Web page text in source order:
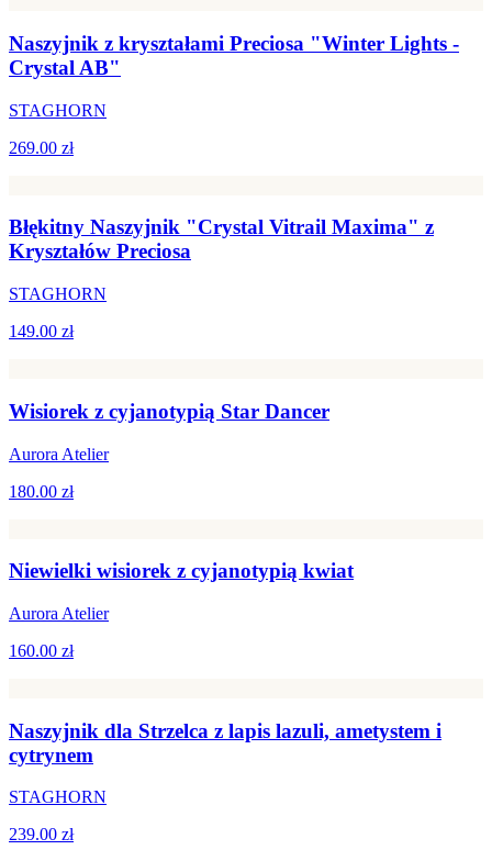
Naszyjnik z kryształami Preciosa "Winter Lights -
Crystal AB"
STAGHORN
269.00 zł
Błękitny Naszyjnik "Crystal Vitrail Maxima" z
Kryształów Preciosa
STAGHORN
149.00 zł
Wisiorek z cyjanotypią Star Dancer
Aurora Atelier
180.00 zł
Niewielki wisiorek z cyjanotypią kwiat
Aurora Atelier
160.00 zł
Naszyjnik dla Strzelca z lapis lazuli, ametystem i
cytrynem
STAGHORN
239.00 zł